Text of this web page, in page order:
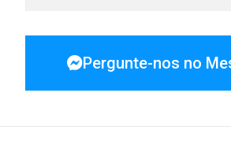
Pergunte-nos no